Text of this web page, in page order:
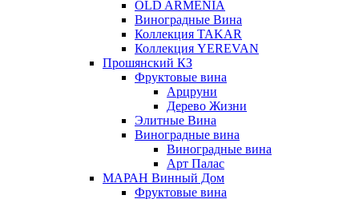
OLD ARMENIA
Виноградные Вина
Коллекция TAKAR
Коллекция YEREVAN
Прошянский КЗ
Фруктовые вина
Арцруни
Дерево Жизни
Элитные Вина
Виноградные вина
Виноградные вина
Арт Палас
МАРАН Винный Дом
Фруктовые вина